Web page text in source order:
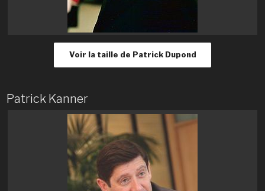
Voir la taille de Patrick Dupond
Patrick Kanner